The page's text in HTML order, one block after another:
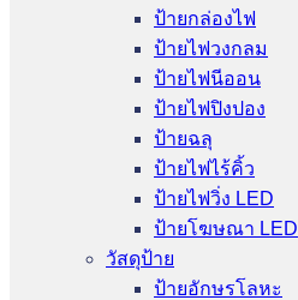
ป้ายกล่องไฟ
ป้ายไฟวงกลม
ป้ายไฟนีออน
ป้ายไฟปิงปอง
ป้ายฉลุ
ป้ายไฟไร้คิ้ว
ป้ายไฟวิ่ง LED
ป้ายโฆษณา LED
วัสดุป้าย
ป้ายอักษรโลหะ